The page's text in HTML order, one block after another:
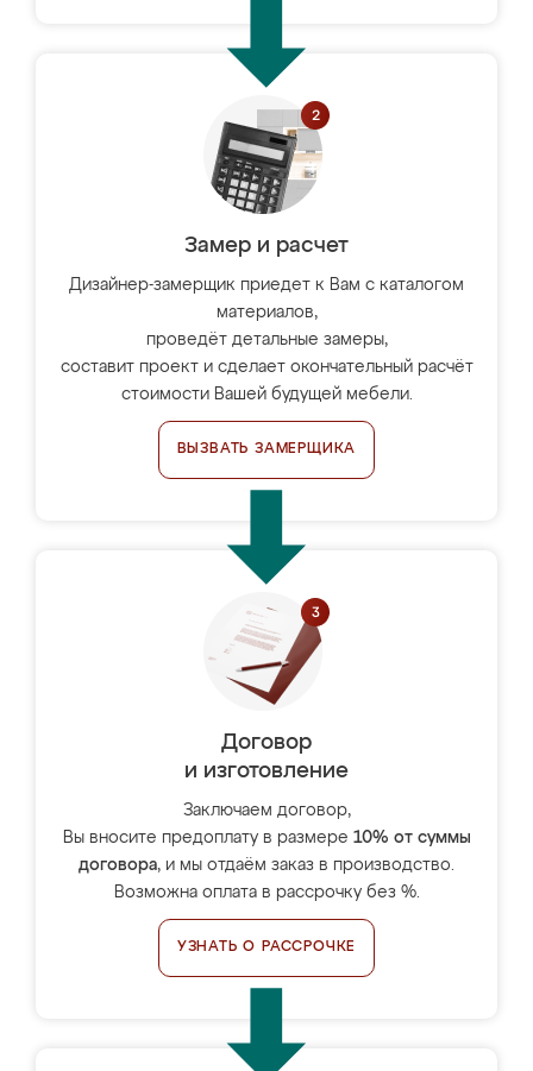
Замер и расчет
Дизайнер-замерщик приедет к Вам с каталогом
материалов,
проведёт детальные замеры,
составит проект и сделает окончательный расчёт
стоимости Вашей будущей мебели.
ВЫЗВАТЬ ЗАМЕРЩИКА
Договор
и изготовление
Заключаем договор,
Вы вносите предоплату в размере 10% от суммы
договора, и мы отдаём заказ в производство.
Возможна оплата в рассрочку без %.
УЗНАТЬ О РАССРОЧКЕ